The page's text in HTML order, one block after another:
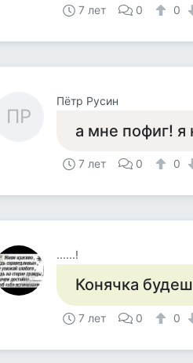
7 лет 0 0
ПР
Пётр Русин
а мне пофиг! я
7 лет 0 0
......!
Конячка
7 лет 0 0